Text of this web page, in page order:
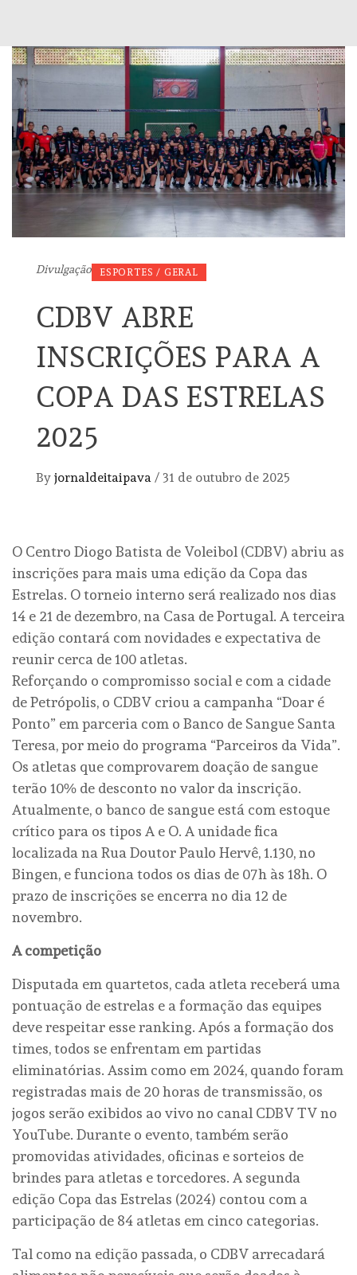
Divulgação ESPORTES / GERAL
CDBV ABRE
INSCRIÇÕES PARA A
COPA DAS ESTRELAS
2025
By jornaldeitaipava / 31 de outubro de 2025
O Centro Diogo Batista de Voleibol (CDBV) abriu as
inscrições para mais uma edição da Copa das
Estrelas. O torneio interno será realizado nos dias
14 e 21 de dezembro, na Casa de Portugal. A terceira
edição contará com novidades e expectativa de
reunir cerca de 100 atletas.
Reforçando o compromisso social e com a cidade
de Petrópolis, o CDBV criou a campanha “Doar é
Ponto” em parceria com o Banco de Sangue Santa
Teresa, por meio do programa “Parceiros da Vida”.
Os atletas que comprovarem doação de sangue
terão 10% de desconto no valor da inscrição.
Atualmente, o banco de sangue está com estoque
crítico para os tipos A e O. A unidade fica
localizada na Rua Doutor Paulo Hervê, 1.130, no
Bingen, e funciona todos os dias de 07h às 18h. O
prazo de inscrições se encerra no dia 12 de
novembro.
A competição
Disputada em quartetos, cada atleta receberá uma
pontuação de estrelas e a formação das equipes
deve respeitar esse ranking. Após a formação dos
times, todos se enfrentam em partidas
eliminatórias. Assim como em 2024, quando foram
registradas mais de 20 horas de transmissão, os
jogos serão exibidos ao vivo no canal CDBV TV no
YouTube. Durante o evento, também serão
promovidas atividades, oficinas e sorteios de
brindes para atletas e torcedores. A segunda
edição Copa das Estrelas (2024) contou com a
participação de 84 atletas em cinco categorias.
Tal como na edição passada, o CDBV arrecadará